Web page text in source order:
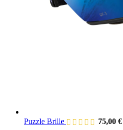
Puzzle Brille 75,00 €